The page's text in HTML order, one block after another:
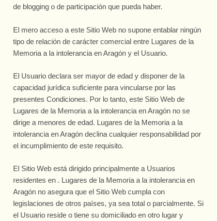
de blogging o de participación que pueda haber.
El mero acceso a este Sitio Web no supone entablar ningún
tipo de relación de carácter comercial entre Lugares de la
Memoria a la intolerancia en Aragón y el Usuario.
El Usuario declara ser mayor de edad y disponer de la
capacidad jurídica suficiente para vincularse por las
presentes Condiciones. Por lo tanto, este Sitio Web de
Lugares de la Memoria a la intolerancia en Aragón no se
dirige a menores de edad. Lugares de la Memoria a la
intolerancia en Aragón declina cualquier responsabilidad por
el incumplimiento de este requisito.
El Sitio Web está dirigido principalmente a Usuarios
residentes en . Lugares de la Memoria a la intolerancia en
Aragón no asegura que el Sitio Web cumpla con
legislaciones de otros países, ya sea total o parcialmente. Si
el Usuario reside o tiene su domiciliado en otro lugar y